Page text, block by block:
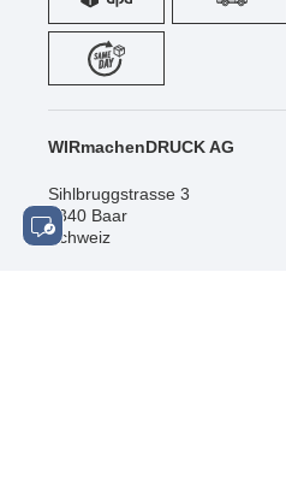
WIRmachenDRUCK AG
Sihlbruggstrasse 3
6340 Baar
Schweiz